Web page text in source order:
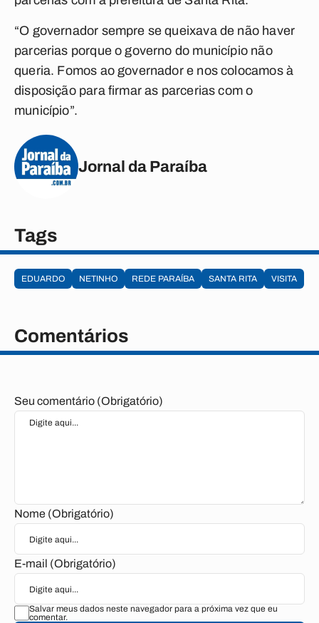
“O governador sempre se queixava de não haver
parcerias porque o governo do município não
queria. Fomos ao governador e nos colocamos à
disposição para firmar as parcerias com o
município”.
Jornal da Paraíba
Tags
EDUARDO NETINHO REDE PARAÍBA SANTA RITA VISITA
Comentários
Seu comentário (Obrigatório)
Nome (Obrigatório)
E-mail (Obrigatório)
Salvar meus dados neste navegador para a próxima vez que eu
comentar.